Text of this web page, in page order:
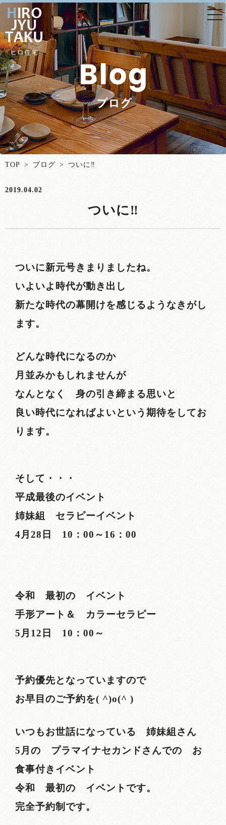
TOP > ブログ > ついに‼
2019.04.02
ついに‼
ついに新元号きまりましたね。
いよいよ時代が動き出し
新たな時代の幕開けを感じるようなきがし
ます。
どんな時代になるのか
月並みかもしれませんが
なんとなく 身の引き締まる思いと
良い時代になればよいという期待をしてお
ります。
そして・・・
平成最後のイベント
姉妹組 セラピーイベント
4月28日 10：00～16：00
令和 最初の イベント
手形アート＆ カラーセラピー
5月12日 10：00～
予約優先となっていますので
お早目のご予約を( ^)o(^ )
いつもお世話になっている 姉妹組さん
5月の プラマイナセカンドさんでの お
食事付きイベント
令和 最初の イベントです。
完全予約制です。